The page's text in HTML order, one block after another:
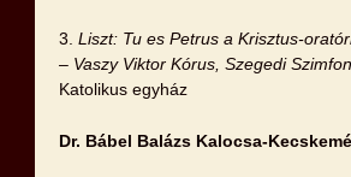
3. Liszt: Tu es Petrus a Krisztus-
– Vaszy Viktor Kórus, Szegedi
Katolikus egyház
Dr. Bábel Balázs Kalocsa-